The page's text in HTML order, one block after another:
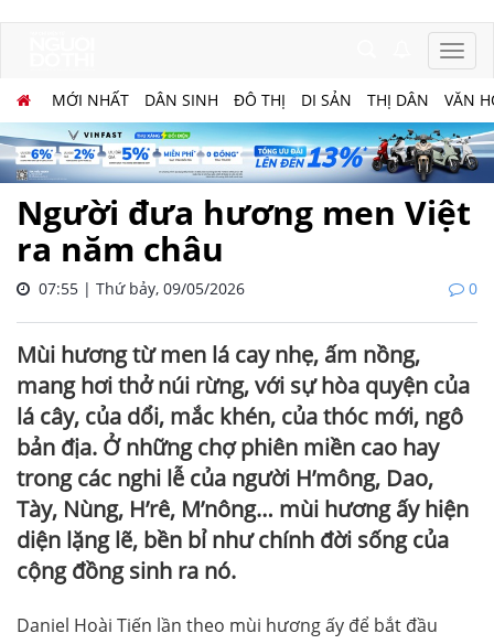
MỚI NHẤT DÂN SINH ĐÔ THỊ DI SẢN THỊ DÂN VĂN
Người đưa hương men Việt
ra năm châu
07:55 | Thứ bảy, 09/05/2026 0
Mùi hương từ men lá cay nhẹ, ấm nồng,
mang hơi thở núi rừng, với sự hòa quyện của
lá cây, của dổi, mắc khén, của thóc mới, ngô
bản địa. Ở những chợ phiên miền cao hay
trong các nghi lễ của người H’mông, Dao,
Tày, Nùng, H’rê, M’nông… mùi hương ấy hiện
diện lặng lẽ, bền bỉ như chính đời sống của
cộng đồng sinh ra nó.
Daniel Hoài Tiến lần theo mùi hương ấy để bắt đầu